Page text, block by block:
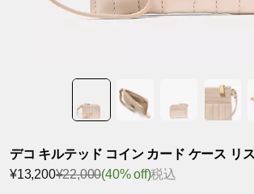
デコ キルテッド コイン カード ケース リ
¥13,200¥22,000(40% off)税込